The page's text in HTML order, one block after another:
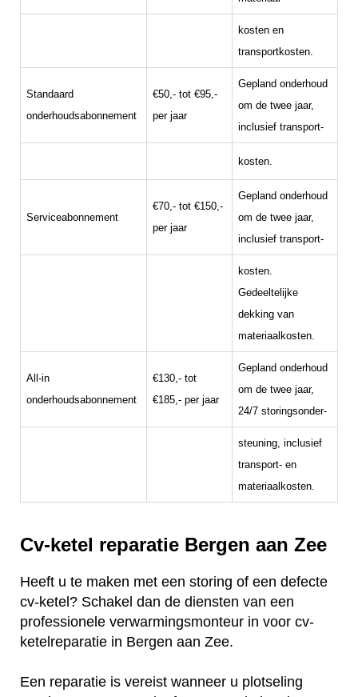
kosten en
transportkosten.
Standaard
onderhoudsabonnement
€50,- tot €95,-
per jaar
Gepland onderhoud
om de twee jaar,
inclusief transport-
kosten.
Serviceabonnement
€70,- tot €150,-
per jaar
Gepland onderhoud
om de twee jaar,
inclusief transport-
kosten.
Gedeeltelijke
dekking van
materiaalkosten.
All-in
onderhoudsabonnement
€130,- tot
€185,- per jaar
Gepland onderhoud
om de twee jaar,
24/7 storingsonder-
steuning, inclusief
transport- en
materiaalkosten.
Cv-ketel reparatie Bergen aan Zee
Heeft u te maken met een storing of een defecte
cv-ketel? Schakel dan de diensten van een
professionele verwarmingsmonteur in voor cv-
ketelreparatie in Bergen aan Zee.
Een reparatie is vereist wanneer u plotseling